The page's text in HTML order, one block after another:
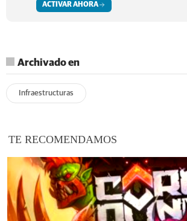
ACTIVAR AHORA
Archivado en
Infraestructuras
TE RECOMENDAMOS